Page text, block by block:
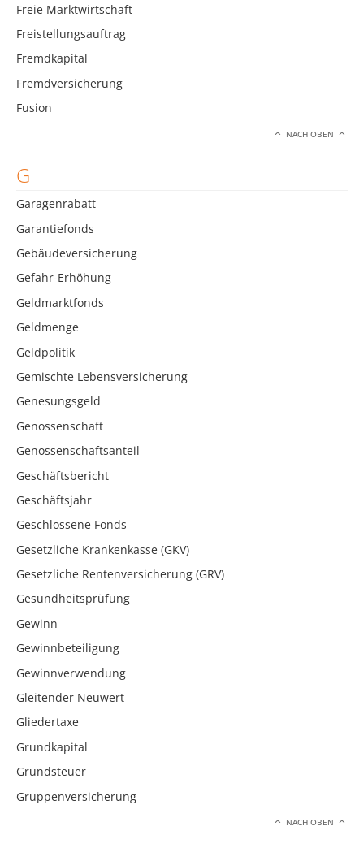
Freie Marktwirtschaft
Freistellungsauftrag
Fremdkapital
Fremdversicherung
Fusion
NACH OBEN
G
Garagenrabatt
Garantiefonds
Gebäudeversicherung
Gefahr-Erhöhung
Geldmarktfonds
Geldmenge
Geldpolitik
Gemischte Lebensversicherung
Genesungsgeld
Genossenschaft
Genossenschaftsanteil
Geschäftsbericht
Geschäftsjahr
Geschlossene Fonds
Gesetzliche Krankenkasse (GKV)
Gesetzliche Rentenversicherung (GRV)
Gesundheitsprüfung
Gewinn
Gewinnbeteiligung
Gewinnverwendung
Gleitender Neuwert
Gliedertaxe
Grundkapital
Grundsteuer
Gruppenversicherung
NACH OBEN